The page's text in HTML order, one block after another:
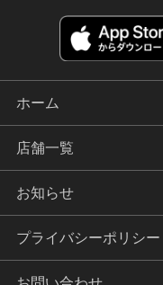
ホーム
店舗一覧
お知らせ
プライバシーポリシー